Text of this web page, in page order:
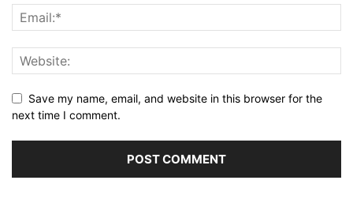
Save my name, email, and website in this browser for the
next time I comment.